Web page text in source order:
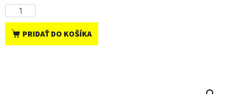
PRIDAŤ DO KOŠÍKA